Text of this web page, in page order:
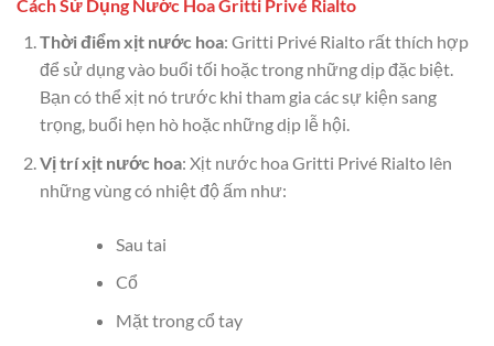
Cách Sử Dụng Nước Hoa Gritti Privé Rialto
Thời điểm xịt nước hoa: Gritti Privé Rialto rất thích hợp
để sử dụng vào buổi tối hoặc trong những dịp đặc biệt.
Bạn có thể xịt nó trước khi tham gia các sự kiện sang
trọng, buổi hẹn hò hoặc những dịp lễ hội.
Vị trí xịt nước hoa: Xịt nước hoa Gritti Privé Rialto lên
những vùng có nhiệt độ ấm như:
Sau tai
Cổ
Mặt trong cổ tay